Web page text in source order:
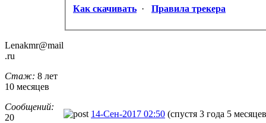
Как скачивать · Правила трекера
Lenakmr@mail
.ru
Стаж: 8 лет
10 месяцев
Сообщений:
20
14-Сен-2017 02:50 (спустя 3 года 5